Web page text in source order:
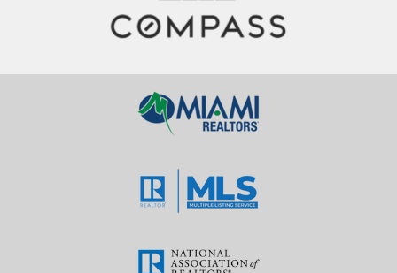
puedes comenzar este emocionante viaje hacia la mejora